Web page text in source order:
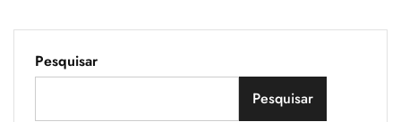
Pesquisar
Pesquisar